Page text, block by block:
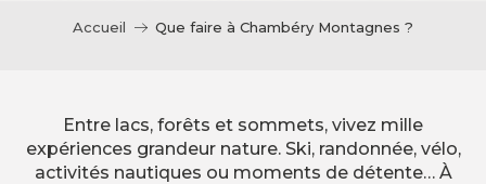
Accueil Que faire à Chambéry Montagnes ?
Entre lacs, forêts et sommets, vivez mille
expériences grandeur nature. Ski, randonnée, vélo,
activités nautiques ou moments de détente… À